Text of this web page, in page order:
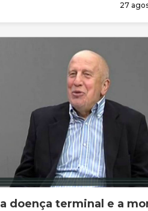
(FY1*) em East Anglia e
artigo.
27
doença terminal e a